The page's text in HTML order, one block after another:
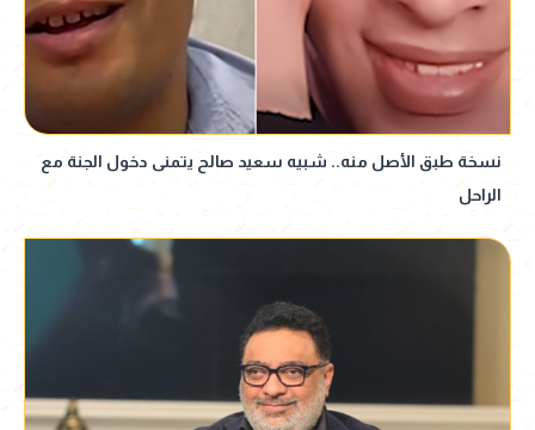
نسخة طبق الأصل منه.. شبيه سعيد صالح يتمنى دخول الجنة مع
الراحل